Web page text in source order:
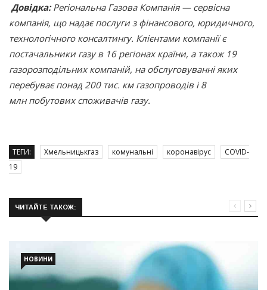
Довідка:Регіональна Газова Компанія — сервісна
компанія, що надає послуги з фінансового, юридичного,
технологічного консалтингу. Клієнтами компанії є
постачальники газу в 16 регіонах країни, а також 19
газорозподільних компаній, на обслуговуванні яких
перебуває понад 200 тис. км газопроводів і 8
млн побутових споживачів газу.
ТЕГИ: Хмельницькгаз комунальні коронавірус
COVID-
19
ЧИТАЙТЕ ТАКОЖ:
НОВИНИ